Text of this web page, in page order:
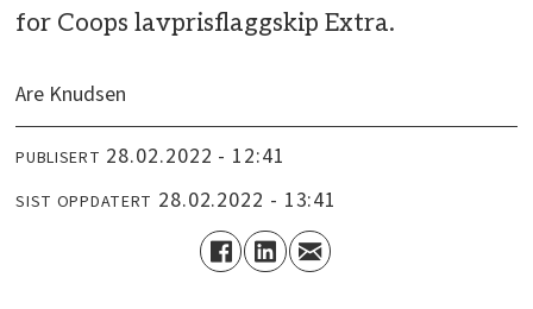
for Coops lavprisflaggskip Extra.
Are Knudsen
PUBLISERT 28.02.2022 - 12:41
SIST OPPDATERT 28.02.2022 - 13:41